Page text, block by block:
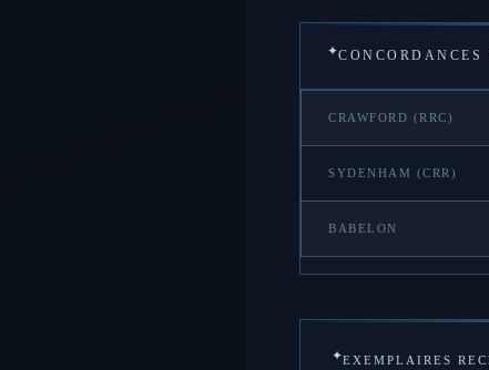
✦
CRAWFORD (RRC)
SYDENHAM (CRR)
BABELON
✦EXEMPLAIRES